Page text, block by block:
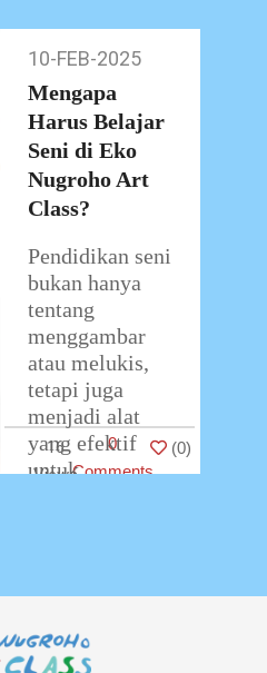
Feb-
2025
10-FEB-2025
Mengapa
Harus Belajar
Seni di Eko
Nugroho Art
Class?
Pendidikan seni
bukan hanya
tentang
menggambar
atau melukis,
tetapi juga
menjadi alat
yang efektif
untuk
diri, dan
membangun
karakter anak.
16
0
Comments
(0)